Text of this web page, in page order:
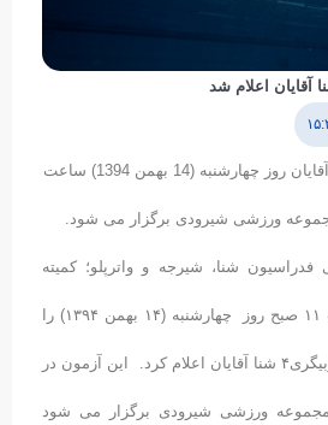
آزمون مربیگری چهار شنا آقایان روز چهارشنبه (14 بهمن 1394) ساعت
شنا، شیرجه و واترپلو؛ کمیته
آموزش فدراسیون ساعت ۱۱ صبح روز چهارشنبه (۱۴ بهمن ۱۳۹۴) را
زمان برگزاری آزمون مربیگری۴ شنا آقایان اعلام کرد. این آزمون در
المللی ۹دی مجموعه ورزشی شیرودی برگزار می شود